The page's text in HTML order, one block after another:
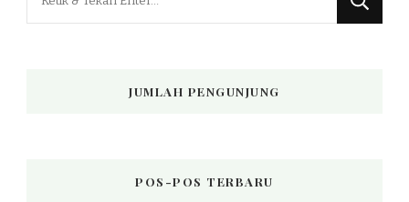
JUMLAH PENGUNJUNG
POS-POS TERBARU